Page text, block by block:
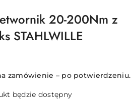
20-200Nm z
STAHLWILLE
zamówienie – po potwierdzeniu.
będzie dostępny